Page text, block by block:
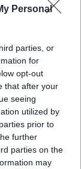
Personal
parties, or
for
opt-out
that after your
seeing
utilized by
prior to
further
parties on the
may
στις